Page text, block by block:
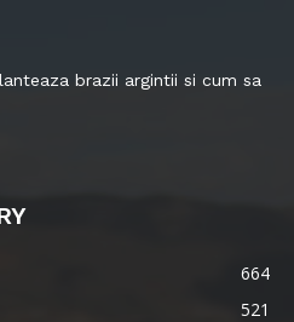
brazii argintii si cum sa
664
521